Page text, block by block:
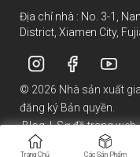
Địa chỉ nhà : No. 3-1,
District, Xiamen City,
© 2026 Nhà sản xuất
đăng ký Bản quyền.
Blog|Sơ đồ trang web
Trang Chủ Các Sản Phẩm